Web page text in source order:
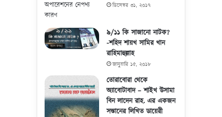
ডিসেম্বর ৩১, ২০১৭
৯/১১ কি সাজানো নাটক?
-শহিদ শায়খ সামির খান
রাহিমাহুল্লাহ
জানুয়ারি ১৫, ২০১৮
তোরাবোরা থেকে
অ্যাবোটাবাদ – শাইখ উসামা
বিন লাদেন রাহ. এর একজন
সন্তানের লিখিত ডায়েরী